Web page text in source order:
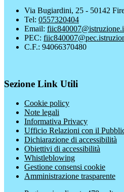
Via Bugiardini, 25 - 50142
Tel: 0557320404
Email:
PEC:
C.F.: 94066370480
Sezione Link Utili
Cookie policy
Note legali
Informativa Privacy
Ufficio Relazioni con il
Dichiarazione di accessibilità
Obiettivi di accessibilità
Whistleblowing
Gestione consensi cookie
Amministrazione trasparente